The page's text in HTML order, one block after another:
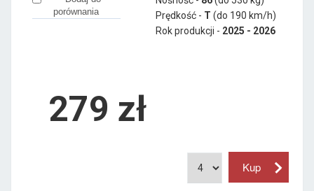
porównania
Prędkość - T (do 190 km/h)
Rok produkcji - 2025 - 2026
279 zł